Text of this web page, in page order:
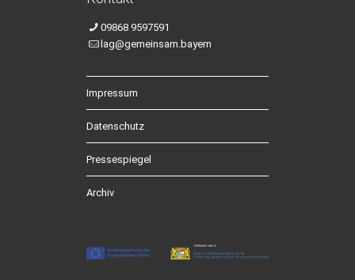
09868 9597591
lag@gemeinsam.bayern
Impressum
Datenschutz
Pressespiegel
Archiv